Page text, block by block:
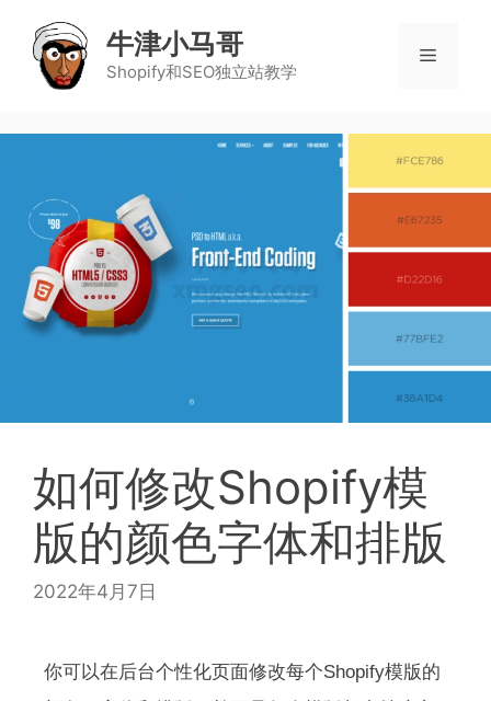
牛津小马哥
Shopify和SEO独立站教学
如何修改Shopify模
版的颜色字体和排版
2022年4月7日
你可以在后台个性化页面修改每个Shopify模版的